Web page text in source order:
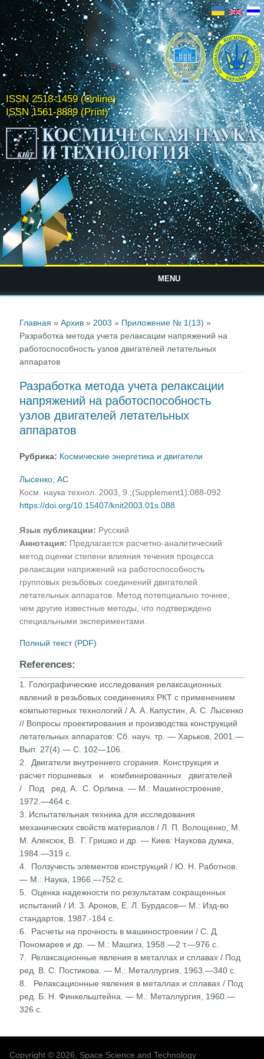
ISSN 2518-1459 (Online)
ISSN 1561-8889 (Print)
MENU
Главная »Архив » 2003 » Приложение № 1(13) »
Разработка метода учета релаксации напряжений на
работоспособность узлов двигателей летательных
аппаратов
Разработка метода учета релаксации
напряжений на работоспособность
узлов двигателей летательных
аппаратов
Рубрика: Космические энергетика и двигатели
Лысенко, АС
Косм. наука технол. 2003, 9 ;(Supplement1):088-092
https://doi.org/10.15407/knit2003.01s.088
Язык публикации: Русский
Аннотация: Предлагается расчетно-аналитический
метод оценки степени влияния течения процесса
релаксации напряжений на работоспособность
групповых резьбовых соединений двигателей
летательных аппаратов. Метод потепциально точнее,
чем другие известные методы, что подтверждено
специальными экспериментами.
Полный текст (PDF)
References:
1. Голографические исследования релаксационных
явлений в резьбовых соединениях РКТ с применением
компьютерных технологий / А. А. Капустин, А. С. Лысенко
// Вопросы проектирования и производства конструкций
летательных аппаратов: Сб. науч. тр. — Харьков, 2001.—
Вып. 27(4).— С. 102—106.
2. Двигатели внутреннего сгорания. Конструкция и
расчет поршневых и комбинированных двигателей
/ Под ред. A. С. Орлина. — М.: Машиностроение,
1972.—464 с.
3. Испытательная техника для исследования
механических свойств материалов / Л. П. Волощенко, М.
М. Алексюк, B. Г. Гришко и др. — Киев: Наукова думка,
1984.—319 с.
4. Ползучесть элементов конструкций / Ю. Н. Работнов.
— М.: Наука, 1966.—752 с.
5. Оценка надежности по результатам сокращенных
испытаний / И. З. Аронов, Е. Л. Бурдасов— М.: Изд-во
стандартов, 1987.-184 с.
6. Расчеты на прочность в машиностроении / С. Д.
Пономарев и др. — М.: Машгиз, 1958.—2 т.—976 с.
7. Релаксационные явления в металлах и сплавах / Под
ред. В. С. Постикова. — М.: Металлургия, 1963.—340 с.
8. Релаксационные явления в металлах и сплавах / Под
ред. Б. Н. Финкельштейна. — М.: Металлургия, 1960.—
326 с.
Copyright © 2026, Space Science and Technology